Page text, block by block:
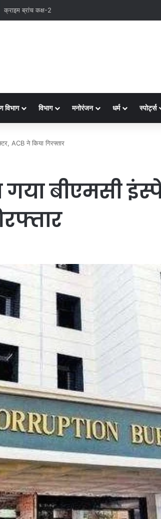
क्राइम ब्रांच कक्ष-2
विभाग विभाग मनोरंजन धर्म स्पोर्ट्स
ACB ने किया गिरफ्तार
गया बीएमसी